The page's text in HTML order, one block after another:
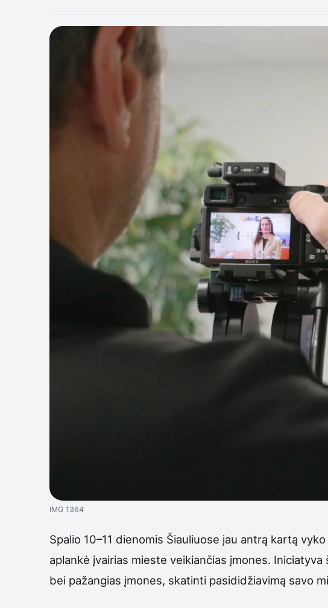
IMG 1364
Spalio 10–11 dienomis Šiauliuose jau antrą kartą
aplankė įvairias mieste veikiančias įmones.
bei pažangias įmones, skatinti pasididžiavimą savo